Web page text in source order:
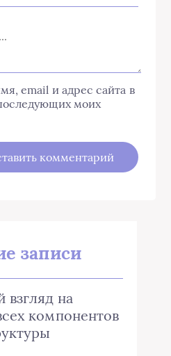
email и адрес сайта в
моих
записи
взгляд на
компонентов